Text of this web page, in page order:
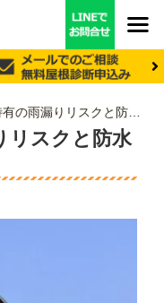
りリスクと防水ディテール設計
リスクと防水